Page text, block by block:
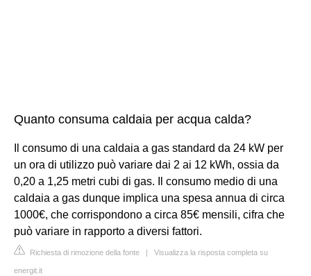
Quanto consuma caldaia per acqua calda?
Il consumo di una caldaia a gas standard da 24 kW per
un ora di utilizzo può variare dai 2 ai 12 kWh, ossia da
0,20 a 1,25 metri cubi di gas. Il consumo medio di una
caldaia a gas dunque implica una spesa annua di circa
1000€, che corrispondono a circa 85€ mensili, cifra che
può variare in rapporto a diversi fattori.
Richiesta di rimozione della fonte Visualizza la risposta completa su
energit.it